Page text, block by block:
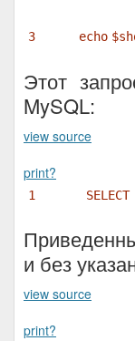
3 echo
Этот
MySQL:
view source
print?
1 SELECT
и без
view source
print?